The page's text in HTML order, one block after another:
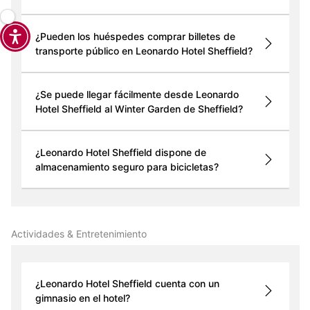
¿Pueden los huéspedes comprar billetes de
transporte público en Leonardo Hotel Sheffield?
¿Se puede llegar fácilmente desde Leonardo
Hotel Sheffield al Winter Garden de Sheffield?
¿Leonardo Hotel Sheffield dispone de
almacenamiento seguro para bicicletas?
Actividades & Entretenimiento
¿Leonardo Hotel Sheffield cuenta con un
gimnasio en el hotel?